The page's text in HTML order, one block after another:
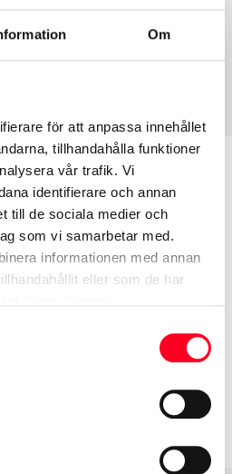
Om
för att anpassa innehållet
tillhandahålla funktioner
vår trafik. Vi
identifierare och annan
till de sociala medier och
som vi samarbetar med.
informationen med annan
eller som de har
Däckstorlek
min bil?
för att se om det däck
Om du köper däck som
fälgar, se till att kolla
och fälg har samma
Sök